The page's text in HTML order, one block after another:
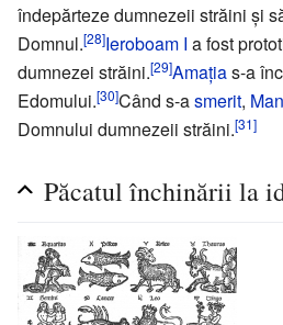
îndepărteze dumnezeii străini şi
Domnul.[28]Ieroboam I a fost
dumnezei străini.[29]Amaţias-a
Edomului.[30]Când s-asmerit,
Domnului dumnezeii străini.[31]
Păcatul închinării la